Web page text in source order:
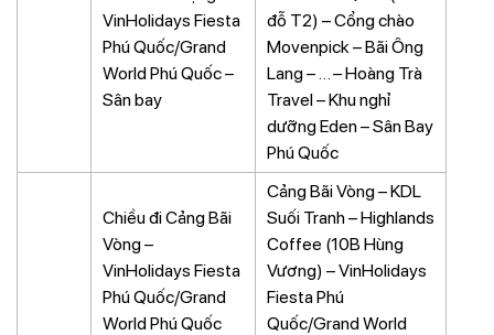
VinHolidays Fiesta
Phú Quốc/Grand
World Phú Quốc –
Sân bay
đỗ T2) – Cổng chào
Movenpick – Bãi Ông
Lang – … – Hoàng Trà
Travel – Khu nghỉ
dưỡng Eden – Sân Bay
Phú Quốc
Chiều đi Cảng Bãi
Vòng –
VinHolidays Fiesta
Phú Quốc/Grand
World Phú Quốc
Cảng Bãi Vòng – KDL
Suối Tranh – Highlands
Coffee (10B Hùng
Vương) – VinHolidays
Fiesta Phú
Quốc/Grand World